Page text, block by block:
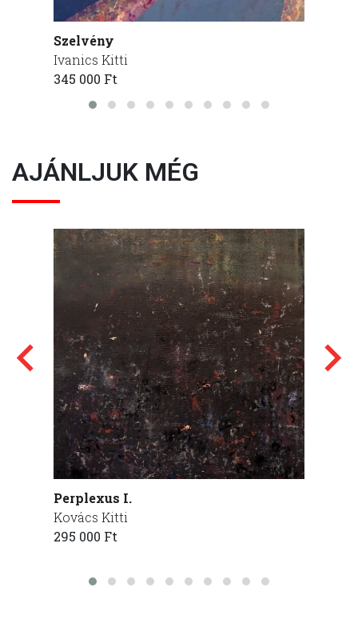
Szelvény
Ivanics Kitti
345 000 Ft
AJÁNLJUK MÉG
Perplexus I.
Kovács Kitti
295 000 Ft